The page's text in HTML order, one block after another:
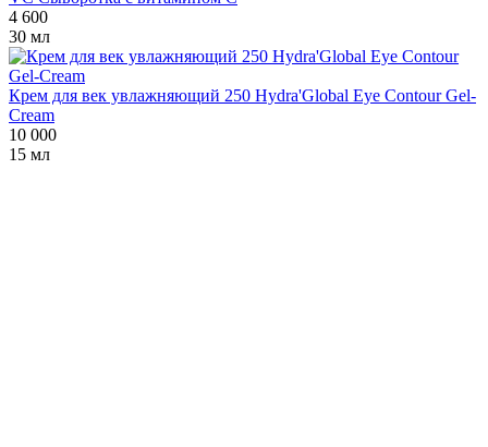
4 600
30 мл
Крем для век увлажняющий 250 Hydra'Global Eye Contour Gel-
Cream
10 000
15 мл